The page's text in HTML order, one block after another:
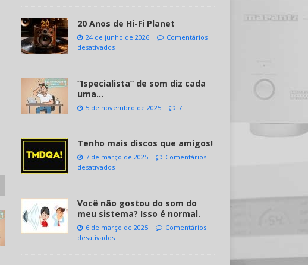
20 Anos de Hi-Fi Planet
24 de junho de 2026
Comentários
desativados
“Ispecialista” de som diz cada
uma…
5 de novembro de 2025 7
Tenho mais discos que amigos!
7 de março de 2025
Comentários
desativados
Você não gostou do som do
meu sistema? Isso é normal.
6 de março de 2025
Comentários
desativados